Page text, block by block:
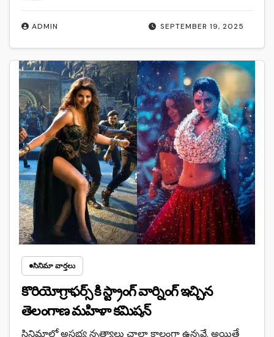
SEPTEMBER 19, 2025
ADMIN
సినిమా వార్తలు
కొరియోగ్రాఫర్స్ కి స్ట్రాంగ్ వార్నింగ్ ఇచ్చిన
తెలంగాణ మహిళా కమిషన్
సినిమాల్లో అసభ్య నృత్యాలు చాలా కాలంగా ఉన్నవే. అయితే